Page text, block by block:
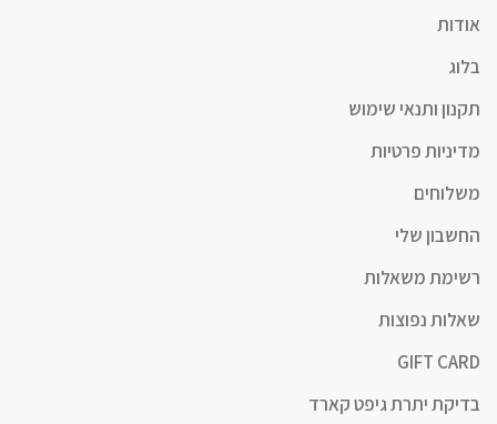
אודות
בלוג
תקנון ותנאי שימוש
מדיניות פרטיות
משלוחים
החשבון שלי
רשימת משאלות
שאלות נפוצות
GIFT CARD
בדיקת יתרת גיפט קארד